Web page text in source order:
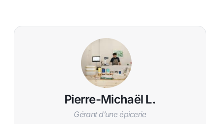
Pierre-Michaël L.
Gérant d’une épicerie